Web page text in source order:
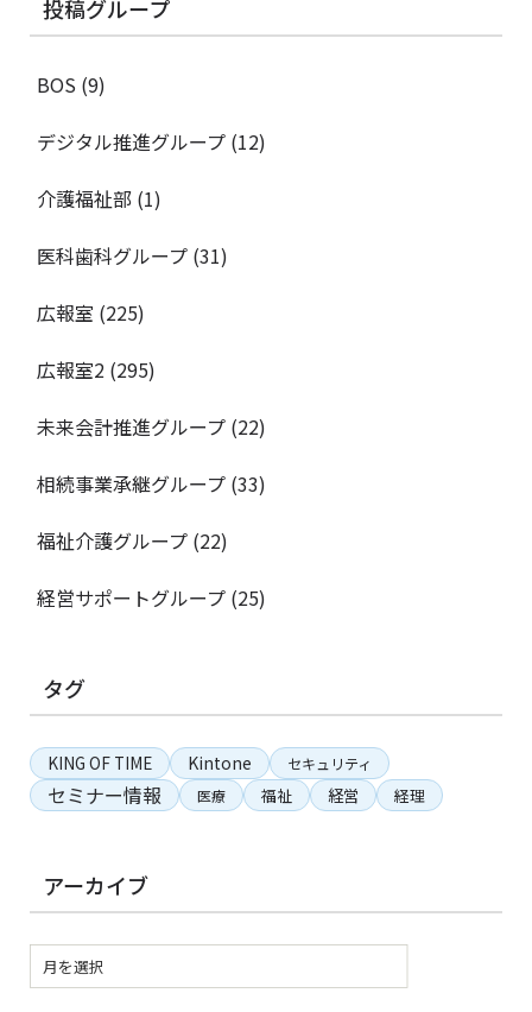
投稿グループ
BOS (9)
デジタル推進グループ (12)
介護福祉部 (1)
医科歯科グループ (31)
広報室 (225)
広報室2 (295)
未来会計推進グループ (22)
相続事業承継グループ (33)
福祉介護グループ (22)
経営サポートグループ (25)
タグ
KING OF TIME Kintone セキュリティ
セミナー情報 医療 福祉 経営 経理
アーカイブ